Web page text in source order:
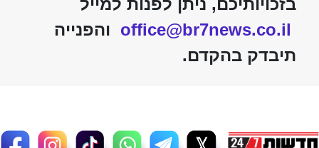
בזכויותיכם, ניתן לפנות למייל
office@br7news.co.il והפנייה
תיבדק בהקדם.